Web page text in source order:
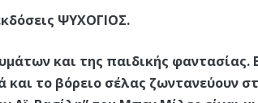
ΨΥΧΟΓΙΟΣ.
και της παιδικής φαντασίας.
και το βόρειο σέλας ζωντανεύουν